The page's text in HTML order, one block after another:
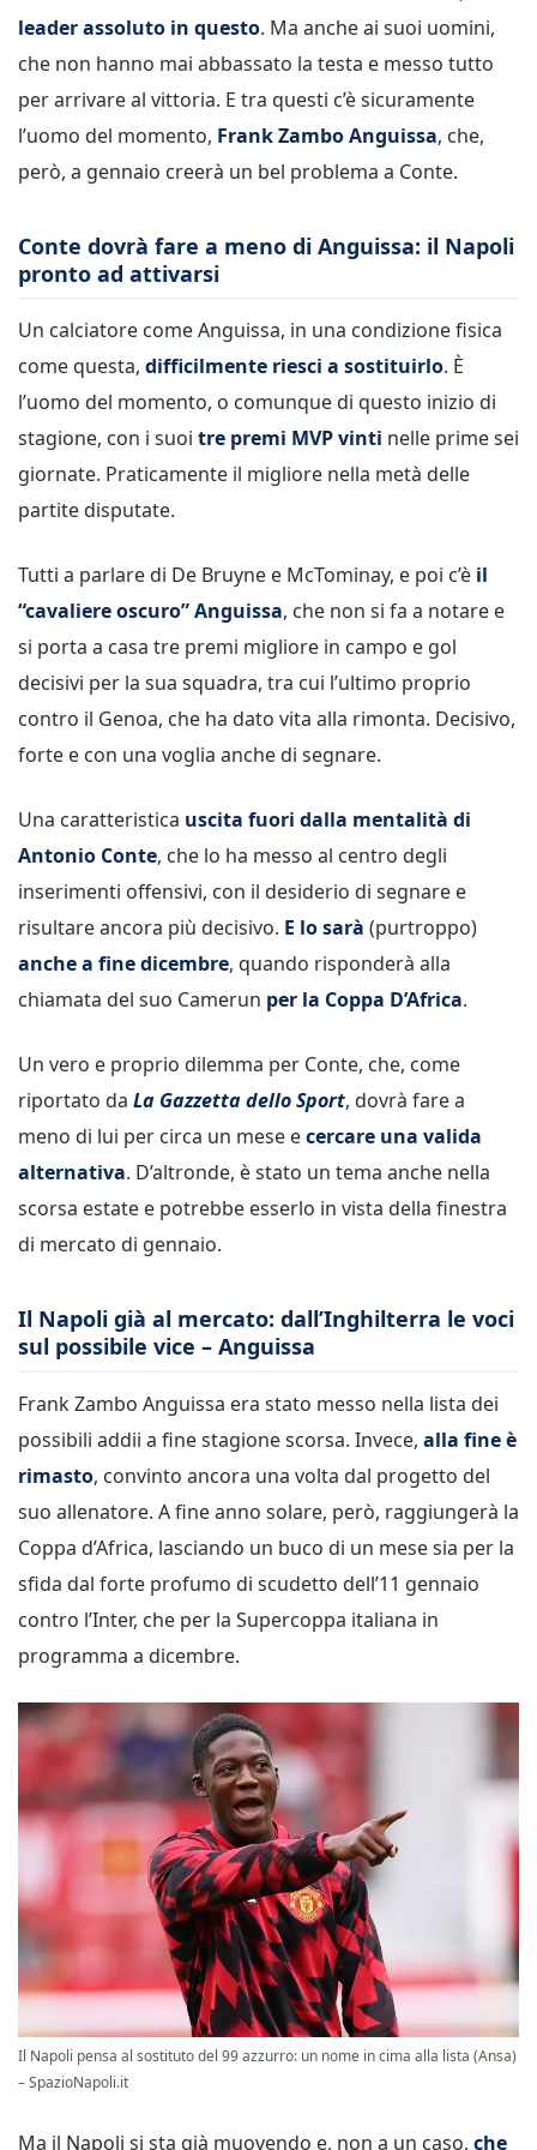
leader assoluto in questo. Ma anche ai suoi uomini,
che non hanno mai abbassato la testa e messo tutto
per arrivare al vittoria. E tra questi c’è sicuramente
l’uomo del momento, Frank Zambo Anguissa, che,
però, a gennaio creerà un bel problema a Conte.
Conte dovrà fare a meno di Anguissa: il Napoli
pronto ad attivarsi
Un calciatore come Anguissa, in una condizione fisica
come questa, difficilmente riesci a sostituirlo. È
l’uomo del momento, o comunque di questo inizio di
stagione, con i suoi tre premi MVP vinti nelle prime sei
giornate. Praticamente il migliore nella metà delle
partite disputate.
Tutti a parlare di De Bruyne e McTominay, e poi c’è il
“cavaliere oscuro” Anguissa, che non si fa a notare e
si porta a casa tre premi migliore in campo e gol
decisivi per la sua squadra, tra cui l’ultimo proprio
contro il Genoa, che ha dato vita alla rimonta. Decisivo,
forte e con una voglia anche di segnare.
Una caratteristica uscita fuori dalla mentalità di
Antonio Conte, che lo ha messo al centro degli
inserimenti offensivi, con il desiderio di segnare e
risultare ancora più decisivo. E lo sarà (purtroppo)
anche a fine dicembre, quando risponderà alla
chiamata del suo Camerun per la Coppa D’Africa.
Un vero e proprio dilemma per Conte, che, come
riportato da La Gazzetta dello Sport, dovrà fare a
meno di lui per circa un mese ecercare una valida
alternativa. D’altronde, è stato un tema anche nella
scorsa estate e potrebbe esserlo in vista della finestra
di mercato di gennaio.
Il Napoli già al mercato: dall’Inghilterra le voci
sul possibile vice – Anguissa
Frank Zambo Anguissa era stato messo nella lista dei
possibili addii a fine stagione scorsa. Invece, alla fine è
rimasto, convinto ancora una volta dal progetto del
suo allenatore. A fine anno solare, però, raggiungerà la
Coppa d’Africa, lasciando un buco di un mese sia per la
sfida dal forte profumo di scudetto dell’11 gennaio
contro l’Inter, che per la Supercoppa italiana in
programma a dicembre.
Il Napoli pensa al sostituto del 99 azzurro: un nome in cima alla lista (Ansa)
– SpazioNapoli.it
Ma il Napoli si sta già muovendo e, non a un caso, che